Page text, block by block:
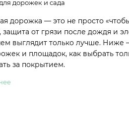
дорожек и сада
дорожка — это не просто
защита от грязи после дождя и
выглядит только лучше. Ниже
и площадок, как выбрать
за покрытием.